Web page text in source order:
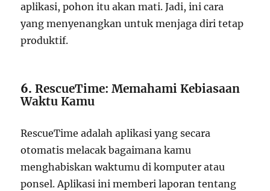
aplikasi, pohon itu akan mati. Jadi, ini cara
yang menyenangkan untuk menjaga diri tetap
produktif.
6.RescueTime: Memahami Kebiasaan
Waktu Kamu
RescueTime adalah aplikasi yang secara
otomatis melacak bagaimana kamu
menghabiskan waktumu di komputer atau
ponsel. Aplikasi ini memberi laporan tentang